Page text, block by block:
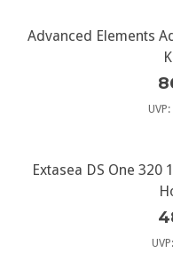
Advanced Elements
Extasea DS One 320